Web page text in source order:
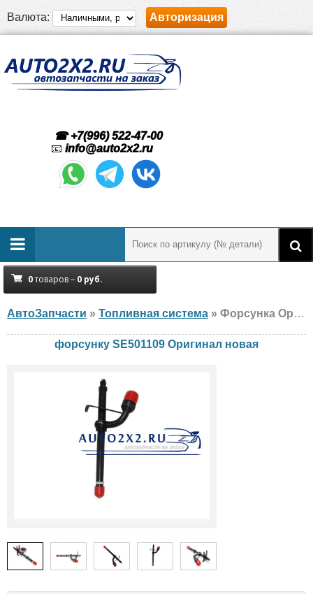
Валюта: Авторизация
☎ +7(996) 522-47-00
📧 info@auto2x2.ru
0товаров – 0 руб.
АвтоЗапчасти » Топливная система » Форсунка Оригинал SE501109 John Deere, новая
форсунку SE501109 Оригинал новая